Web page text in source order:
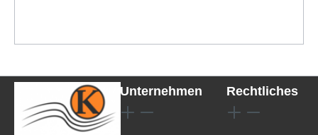
Unternehmen Rechtliches